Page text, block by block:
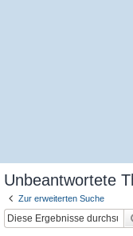
Unbeantwortete
Zur erweiterten Suche